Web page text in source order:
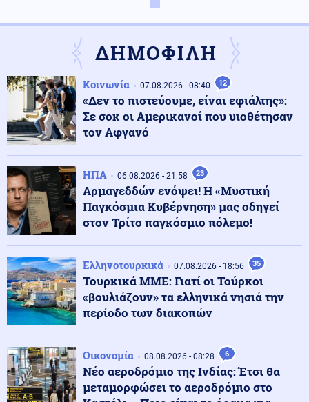
08.08.2026 - 20:58
ΕΚΤΑΚΤΟ!! «Πληροφορία βόμβα»: «Η Τουρκία θα
αναπτύξει μια μοίρα μαχητικών αεροσκαφών στη
Σαουδική Αραβία»
Κόσμος 08.08.2026 - 20:55
"Θετικές οι συνομιλίες με το Ιράν", δήλωσε το Ομάν
08.08.2026 - 20:51
Παραδοχή από τον πρώην Ουκρανό αρχιστράτηγο: «Η
Ρωσία θα διέλυε την Ευρώπη σε πόλεμο επί του
πεδίου»
Εσωτερική Ασφάλεια
Πυρκαγιά σε χαμηλή βλάστηση στη Μικρή Βίγλα της
Νάξου
Κοινωνία 08.08.2026 - 20:41
3 συλλήψεις για τις φωτιές σε Λέσβο και Κορινθία –
Προκλήθηκαν από τσιγάρο και φωτοβολταϊκό πάρκο
Πολιτική 08.08.2026 - 20:35
ΚΚΕ: Η συμφωνία Τουρκίας – Σαουδικής Αραβίας
ΔΗΜΟΦΙΛΗ
Κοινωνία 07.08.2026 - 08:40 12
«Δεν το πιστεύουμε, είναι εφιάλτης»:
Σε σοκ οι Αμερικανοί που υιοθέτησαν
τον Αφγανό
ΗΠΑ 06.08.2026 - 21:58 23
Αρμαγεδδών ενόψει! Η «Μυστική
Παγκόσμια Κυβέρνηση» μας οδηγεί
στον Τρίτο παγκόσμιο πόλεμο!
Ελληνοτουρκικά 07.08.2026 - 18:56 35
Τουρκικά ΜΜΕ: Γιατί οι Τούρκοι
«βουλιάζουν» τα ελληνικά νησιά την
περίοδο των διακοπών
Οικονομία 08.08.2026 - 08:28 6
Νέο αεροδρόμιο της Ινδίας: Έτσι θα
μεταμορφώσει το αεροδρόμιο στο